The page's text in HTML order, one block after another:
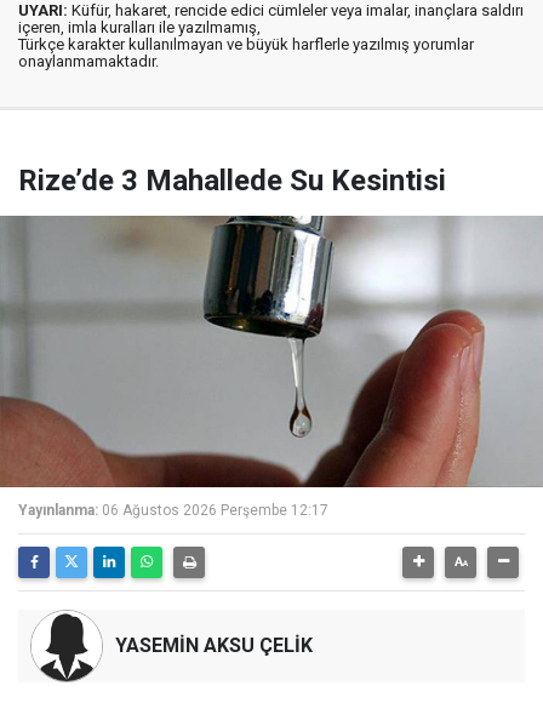
UYARI: Küfür, hakaret, rencide edici cümleler veya imalar, inançlara saldırı
içeren, imla kuralları ile yazılmamış,
Türkçe karakter kullanılmayan ve büyük harflerle yazılmış yorumlar
onaylanmamaktadır.
Rize’de 3 Mahallede Su Kesintisi
Yayınlanma: 06 Ağustos 2026 Perşembe 12:17
YASEMİN AKSU ÇELİK